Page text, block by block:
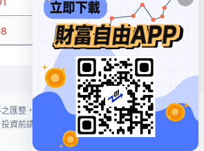
0 無
匯整，本網站對投資人買賣不作任何建議或暗
資前請謹慎評估風險。